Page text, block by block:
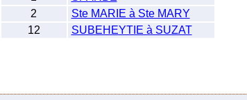
2
Ste MARIE à Ste MARY
12 SUBEHEYTIE à SUZAT